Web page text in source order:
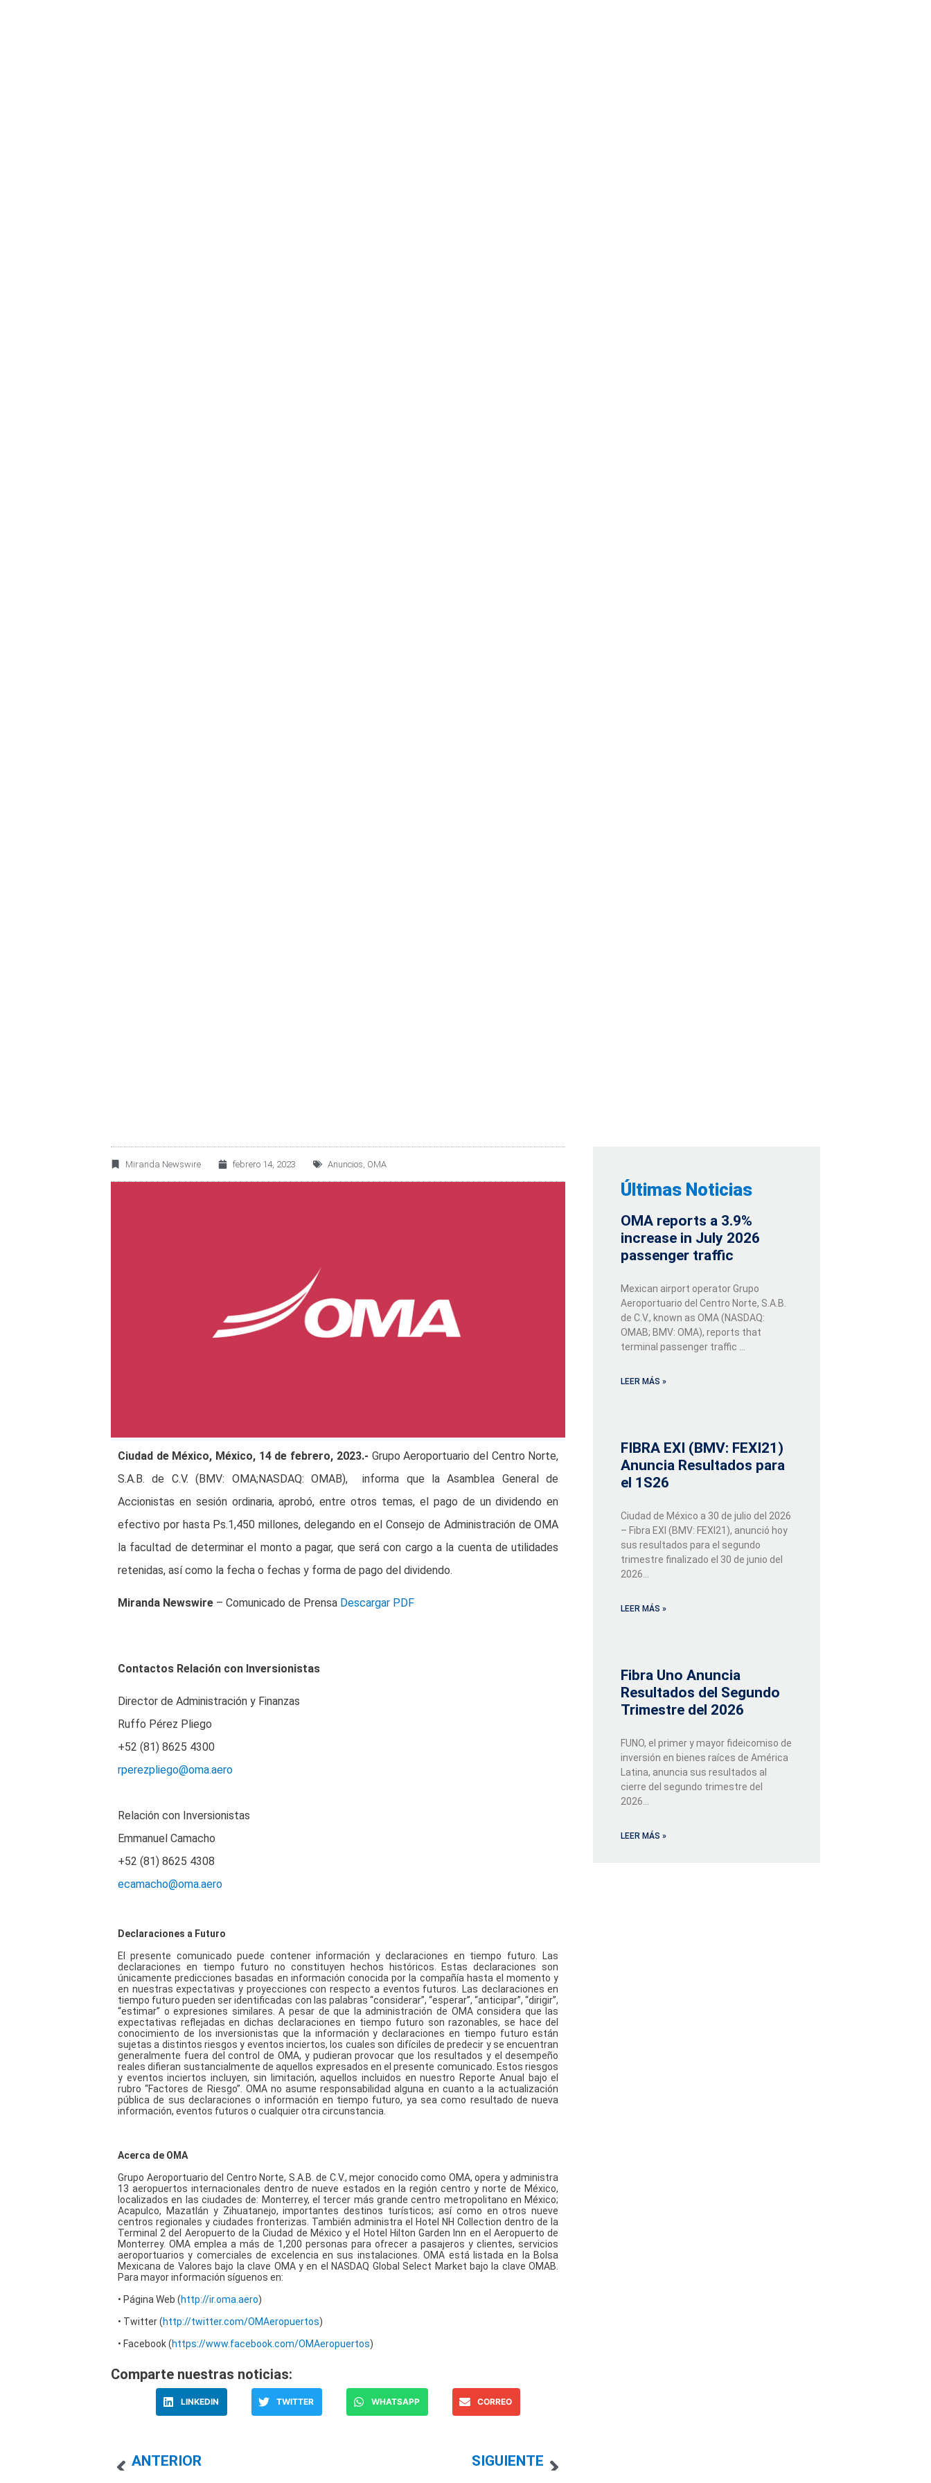
Miranda Newswire febrero 14, 2023 Anuncios OMA
Ciudad de México, México, 14 de febrero, 2023.- Grupo Aeroportuario del Centro Norte,
S.A.B. de C.V. (BMV: OMA;NASDAQ: OMAB), informa que la Asamblea General de
Accionistas en sesión ordinaria, aprobó, entre otros temas, el pago de un dividendo en
efectivo por hasta Ps.1,450 millones, delegando en el Consejo de Administración de OMA
la facultad de determinar el monto a pagar, que será con cargo a la cuenta de utilidades
retenidas, así como la fecha o fechas y forma de pago del dividendo.
Miranda Newswire – Comunicado de Prensa Descargar PDF
Contactos Relación con Inversionistas
Director de Administración y Finanzas
Ruffo Pérez Pliego
+52 (81) 8625 4300
rperezpliego@oma.aero
Relación con Inversionistas
Emmanuel Camacho
+52 (81) 8625 4308
ecamacho@oma.aero
Declaraciones a Futuro
El presente comunicado puede contener información y declaraciones en tiempo futuro. Las
declaraciones en tiempo futuro no constituyen hechos históricos. Estas declaraciones son
únicamente predicciones basadas en información conocida por la compañía hasta el momento y
en nuestras expectativas y proyecciones con respecto a eventos futuros. Las declaraciones en
tiempo futuro pueden ser identificadas con las palabras “considerar”, “esperar”, “anticipar”, “dirigir”,
“estimar” o expresiones similares. A pesar de que la administración de OMA considera que las
expectativas reflejadas en dichas declaraciones en tiempo futuro son razonables, se hace del
conocimiento de los inversionistas que la información y declaraciones en tiempo futuro están
sujetas a distintos riesgos y eventos inciertos, los cuales son difíciles de predecir y se encuentran
generalmente fuera del control de OMA, y pudieran provocar que los resultados y el desempeño
reales difieran sustancialmente de aquellos expresados en el presente comunicado. Estos riesgos
y eventos inciertos incluyen, sin limitación, aquellos incluidos en nuestro Reporte Anual bajo el
rubro “Factores de Riesgo”. OMA no asume responsabilidad alguna en cuanto a la actualización
pública de sus declaraciones o información en tiempo futuro, ya sea como resultado de nueva
información, eventos futuros o cualquier otra circunstancia.
Acerca de OMA
Grupo Aeroportuario del Centro Norte, S.A.B. de C.V., mejor conocido como OMA, opera y administra
13 aeropuertos internacionales dentro de nueve estados en la región centro y norte de México,
localizados en las ciudades de: Monterrey, el tercer más grande centro metropolitano en México;
Acapulco, Mazatlán y Zihuatanejo, importantes destinos turísticos; así como en otros nueve
centros regionales y ciudades fronterizas. También administra el Hotel NH Collection dentro de la
Terminal 2 del Aeropuerto de la Ciudad de México y el Hotel Hilton Garden Inn en el Aeropuerto de
Monterrey. OMA emplea a más de 1,200 personas para ofrecer a pasajeros y clientes, servicios
aeroportuarios y comerciales de excelencia en sus instalaciones. OMA está listada en la Bolsa
Mexicana de Valores bajo la clave OMA y en el NASDAQ Global Select Market bajo la clave OMAB.
Para mayor información síguenos en:
• Página Web (http://ir.oma.aero)
• Twitter (http://twitter.com/OMAeropuertos)
• Facebook (https://www.facebook.com/OMAeropuertos)
Comparte nuestras noticias:
LINKEDIN TWITTER WHATSAPP CORREO
ANTERIOR SIGUIENTE
Últimas Noticias
OMA reports a 3.9%
increase in July 2026
passenger traffic
Mexican airport operator Grupo
Aeroportuario del Centro Norte, S.A.B.
de C.V., known as OMA (NASDAQ:
OMAB; BMV: OMA), reports that
terminal passenger traffic …
LEER MÁS »
FIBRA EXI (BMV: FEXI21)
Anuncia Resultados para
el 1S26
Ciudad de México a 30 de julio del 2026
– Fibra EXI (BMV: FEXI21), anunció hoy
sus resultados para el segundo
trimestre finalizado el 30 de junio del
2026...
LEER MÁS »
Fibra Uno Anuncia
Resultados del Segundo
Trimestre del 2026
FUNO, el primer y mayor fideicomiso de
inversión en bienes raíces de América
Latina, anuncia sus resultados al
cierre del segundo trimestre del
2026...
LEER MÁS »